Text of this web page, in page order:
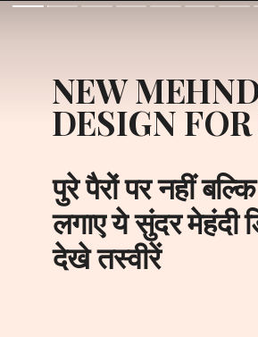
NEW
DESIGN
पुरे पैरों पर नहीं
लगाए ये सुंदर मेहंदी
देखे तस्वीरें